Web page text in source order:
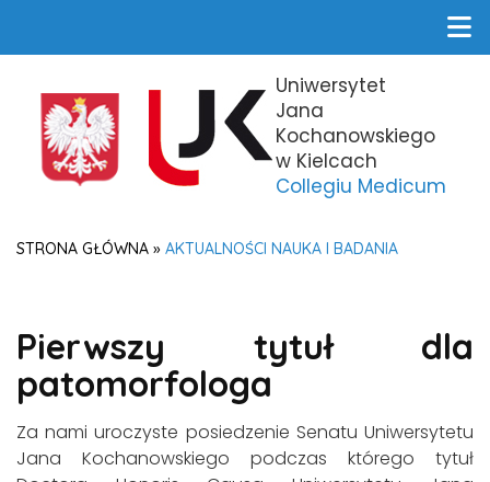
Uniwersytet
Jana
Kochanowskiego
w Kielcach
Collegiu Medicum
STRONA GŁÓWNA » AKTUALNOŚCI NAUKA I BADANIA
Pierwszy tytuł dla
patomorfologa
Za nami uroczyste posiedzenie Senatu Uniwersytetu
Jana Kochanowskiego podczas którego tytuł